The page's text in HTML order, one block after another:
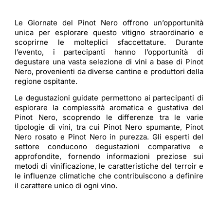
Le Giornate del Pinot Nero offrono un’opportunità
unica per esplorare questo vitigno straordinario e
scoprirne le molteplici sfaccettature. Durante
l’evento, i partecipanti hanno l’opportunità di
degustare una vasta selezione di vini a base di Pinot
Nero, provenienti da diverse cantine e produttori della
regione ospitante.
Le degustazioni guidate permettono ai partecipanti di
esplorare la complessità aromatica e gustativa del
Pinot Nero, scoprendo le differenze tra le varie
tipologie di vini, tra cui Pinot Nero spumante, Pinot
Nero rosato e Pinot Nero in purezza. Gli esperti del
settore conducono degustazioni comparative e
approfondite, fornendo informazioni preziose sui
metodi di vinificazione, le caratteristiche del terroir e
le influenze climatiche che contribuiscono a definire
il carattere unico di ogni vino.